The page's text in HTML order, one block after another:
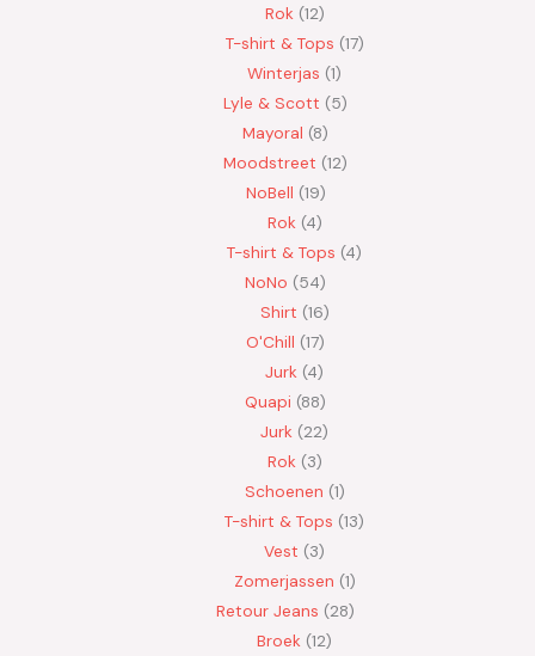
Rok 12
T-shirt & Tops 17
Winterjas 1
Lyle & Scott
5
Mayoral 8
Moodstreet 12
NoBell 19
Rok 4
T-shirt & Tops 4
NoNo
54
Shirt 16
O'Chill 17
Jurk 4
Quapi 88
Jurk 22
Rok 3
Schoenen 1
T-shirt & Tops 13
Vest
3
Zomerjassen 1
Retour Jeans
28
Broek 12